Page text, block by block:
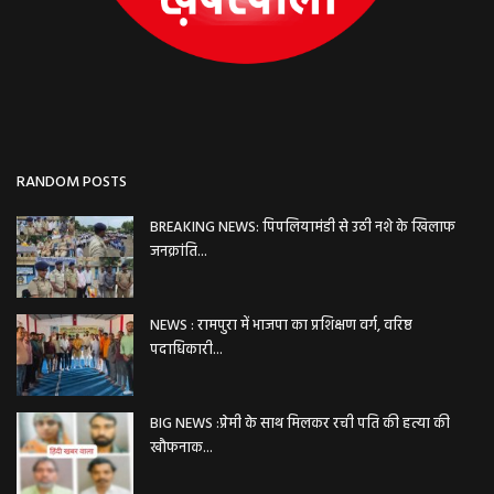
RANDOM POSTS
BREAKING NEWS: पिपलियामंडी से उठी नशे के खिलाफ
जनक्रांति...
NEWS : रामपुरा में भाजपा का प्रशिक्षण वर्ग, वरिष्ठ
पदाधिकारी...
BIG NEWS :प्रेमी के साथ मिलकर रची पति की हत्या की
खौफनाक...